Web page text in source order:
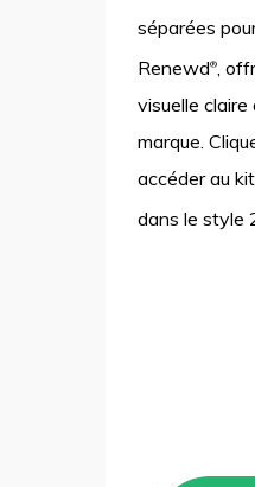
séparées
Renewd®,
visuelle claire
marque.
accéder au
dans le style